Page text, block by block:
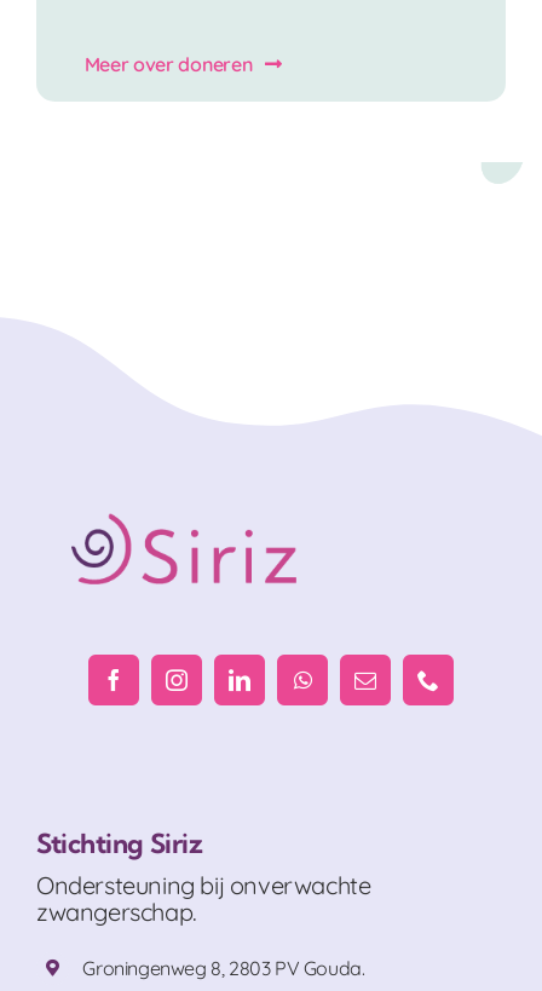
Meer over doneren
Stichting Siriz
Ondersteuning bij onverwachte
zwangerschap.
Groningenweg 8, 2803 PV Gouda.